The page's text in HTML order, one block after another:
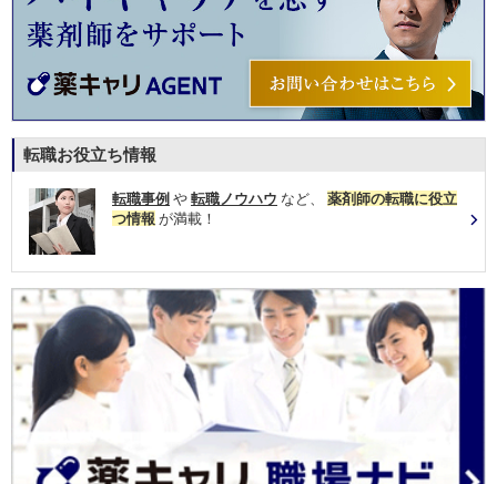
転職お役立ち情報
転職事例 や 転職ノウハウ など、 薬剤師の転職に役立
つ情報 が満載！